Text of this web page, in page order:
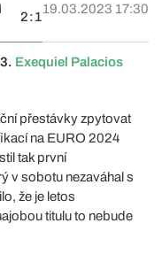
2:1
19.03.2023 17:30
Exequiel Palacios
přestávky zpytovat
na EURO 2024
tak první
v sobotu nezaváhal s
že je letos
titulu to nebude